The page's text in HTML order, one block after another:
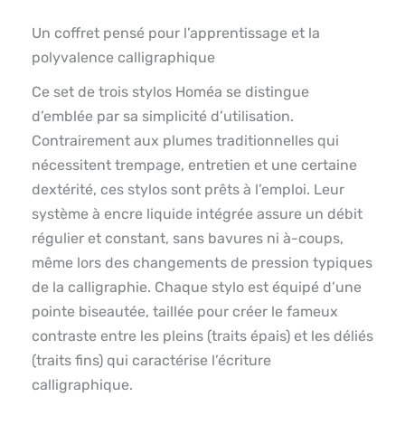
Un coffret pensé pour l’apprentissage et la
polyvalence calligraphique
Ce set de trois stylos Homéa se distingue
d’emblée par sa simplicité d’utilisation.
Contrairement aux plumes traditionnelles qui
nécessitent trempage, entretien et une certaine
dextérité, ces stylos sont prêts à l’emploi. Leur
système à encre liquide intégrée assure un débit
régulier et constant, sans bavures ni à-coups,
même lors des changements de pression typiques
de la calligraphie. Chaque stylo est équipé d’une
pointe biseautée, taillée pour créer le fameux
contraste entre les pleins (traits épais) et les déliés
(traits fins) qui caractérise l’écriture
calligraphique.